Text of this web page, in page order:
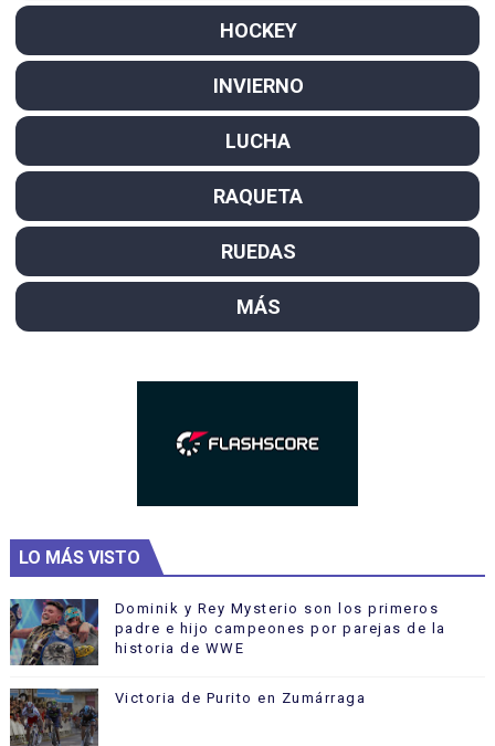
HOCKEY
INVIERNO
LUCHA
RAQUETA
RUEDAS
MÁS
LO MÁS VISTO
Dominik y Rey Mysterio son los primeros
padre e hijo campeones por parejas de la
historia de WWE
Victoria de Purito en Zumárraga